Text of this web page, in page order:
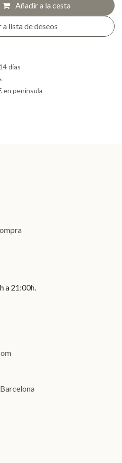
Añadir a la cesta
a lista de deseos
días
en península
a 21:00h.